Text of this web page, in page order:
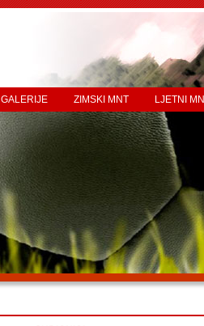
GALERIJE ZIMSKI MNT LJETNI